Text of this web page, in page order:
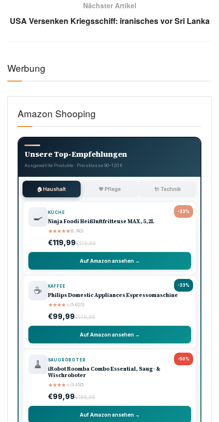
Nächster Artikel
USA Versenken Kriegsschiff: iranisches vor Sri Lanka
Werbung
Amazon Shooping
Unsere Top-Empfehlungen
Ausgewählte Produkte · Preisklasse 90–120 €
🏠 Haushalt 💖 Pflege 🔌 Technik
-33%
🍳 KÜCHE
Ninja Foodi Heißluftfritteuse MAX, 5,2L
★★★★★(8.740)
€119,99€179,99
Auf Amazon ansehen →
-33%
☕ KAFFEE
Philips Domestic Appliances Espressomaschine
★★★★★(5.620)
€99,99€149,99
Auf Amazon ansehen →
-50%
🧹 SAUGROBOTER
iRobot Roomba Combo Essential, Saug- &
Wischroboter
★★★★★(3.450)
€99,99€199,99
Auf Amazon ansehen →